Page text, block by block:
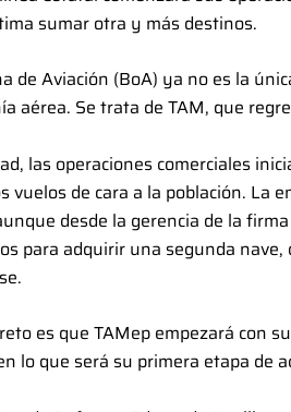
sumar otra y más destinos.
de Aviación (BoA) ya no es la
aérea. Se trata de TAM, que
las operaciones comerciales
vuelos de cara a la población. La
desde la gerencia de la
para adquirir una segunda
es que TAMep empezará con
lo que será su primera etapa de